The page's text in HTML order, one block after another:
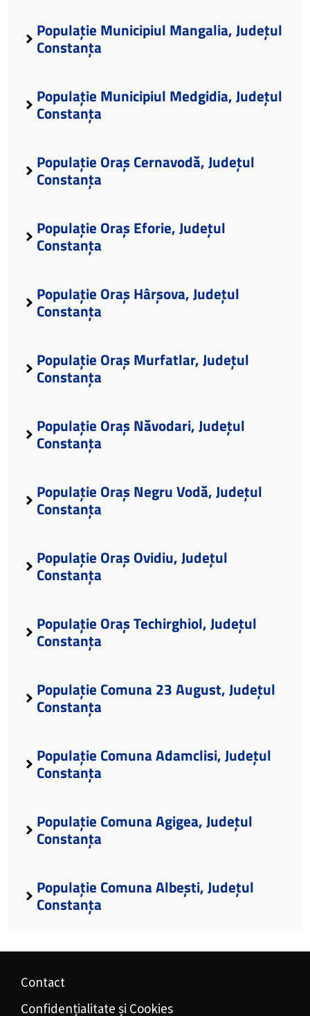
Populație Municipiul Mangalia, Județul
Constanța
Populație Municipiul Medgidia, Județul
Constanța
Populație Oraș Cernavodă, Județul
Constanța
Populație Oraș Eforie, Județul
Constanța
Populație Oraș Hârșova, Județul
Constanța
Populație Oraș Murfatlar, Județul
Constanța
Populație Oraș Năvodari, Județul
Constanța
Populație Oraș Negru Vodă, Județul
Constanța
Populație Oraș Ovidiu, Județul
Constanța
Populație Oraș Techirghiol, Județul
Constanța
Populație Comuna 23 August, Județul
Constanța
Populație Comuna Adamclisi, Județul
Constanța
Populație Comuna Agigea, Județul
Constanța
Populație Comuna Albești, Județul
Constanța
Contact
Confidențialitate și Cookies